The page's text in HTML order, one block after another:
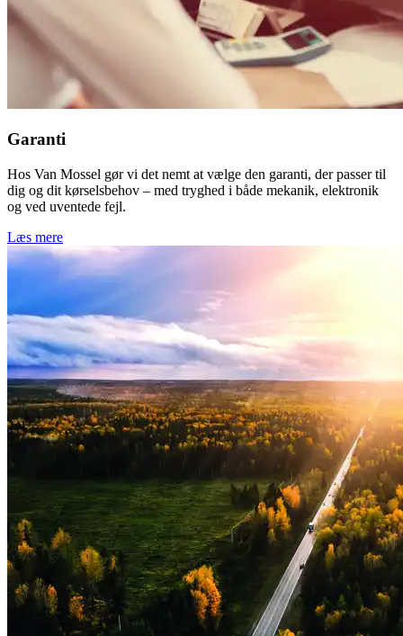
Garanti
Hos Van Mossel gør vi det nemt at vælge den garanti, der passer til
dig og dit kørselsbehov – med tryghed i både mekanik, elektronik
og ved uventede fejl.
Læs mere